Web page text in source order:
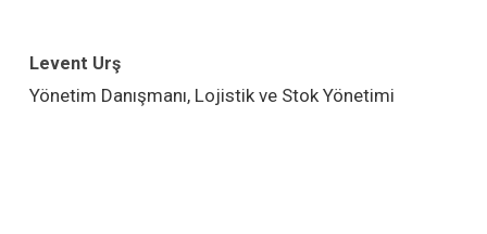
Levent Urş
Yönetim Danışmanı, Lojistik ve Stok Yönetimi